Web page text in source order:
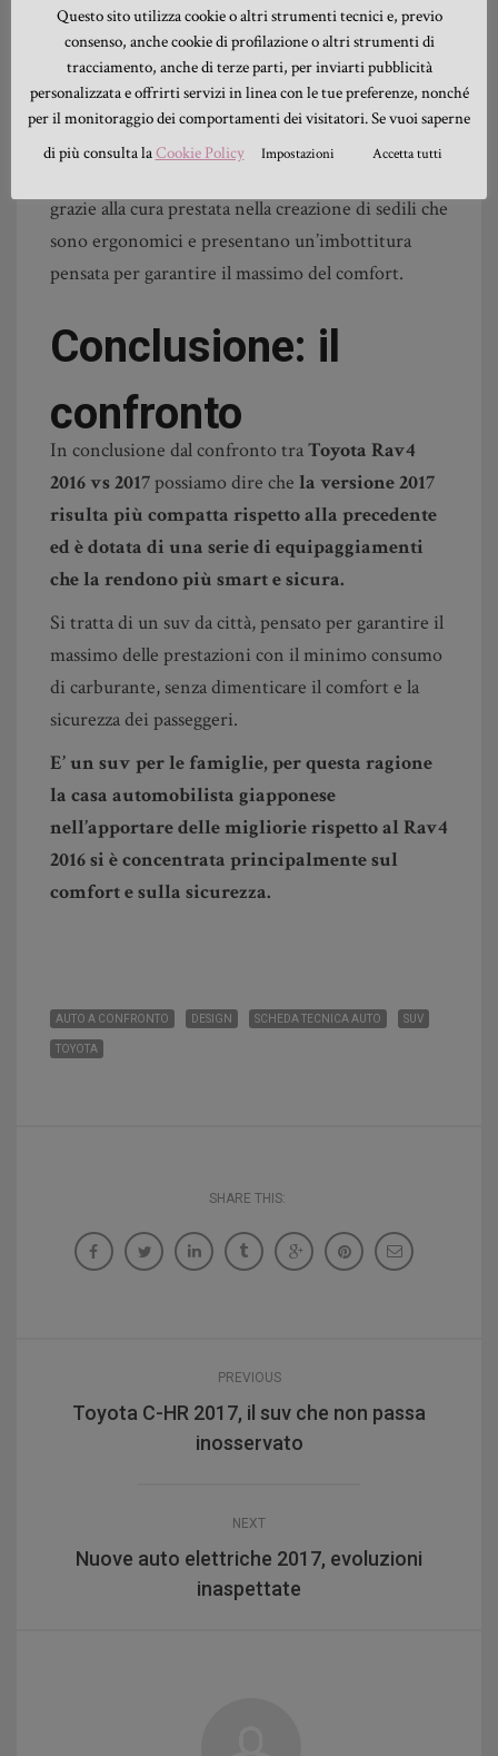
fuoristrada.
Gli interni sono stati aggiornati e modernizzati
con un ricorso massiccio alle morbide (considerato
da alcuni eccessivo). La cabina è molto spaziosa e
grazie alla cura prestata nella creazione di sedili che
sono ergonomici e presentano un’imbottitura
pensata per garantire il massimo del comfort.
Conclusione: il
confronto
In conclusione dal confronto traToyota Rav4
2016 vs 2017 possiamo dire che la versione 2017
risulta più compatta rispetto alla precedente
ed è dotata di una serie di equipaggiamenti
che la rendono più smart e sicura.
Si tratta di un suv da città, pensato per garantire il
massimo delle prestazioni con il minimo consumo
di carburante, senza dimenticare il comfort e la
sicurezza dei passeggeri.
E’ un suv per le famiglie, per questa ragione
la casa automobilista giapponese
nell’apportare delle migliorie rispetto al Rav4
2016 si è concentrata principalmente sul
comfort e sulla sicurezza.
AUTO A CONFRONTO DESIGN SCHEDA TECNICA AUTO SUV
TOYOTA
SHARE THIS:
PREVIOUS
Toyota C-HR 2017, il suv che non passa
inosservato
NEXT
Nuove auto elettriche 2017, evoluzioni
inaspettate
Questo sito utilizza cookie o altri strumenti tecnici e, previo
consenso, anche cookie di profilazione o altri strumenti di
tracciamento, anche di terze parti, per inviarti pubblicità
personalizzata e offrirti servizi in linea con le tue preferenze, nonché
per il monitoraggio dei comportamenti dei visitatori. Se vuoi saperne
di più consulta laCookie Policy Impostazioni Accetta tutti